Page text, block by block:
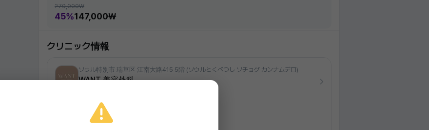
270,000₩
45%147,000₩
クリニック情報
ソウル特別市 瑞草区 江南大路415 5階 (ソウルとくべつし ソチョグ カンナムデロ)
WANT 美容外科
月-木 10:00-19:00、金 10:00-20:00、土 10:00-17:00
ソウル大学病院教授出身の医療陣